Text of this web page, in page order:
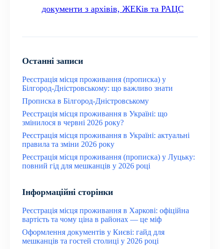
документи з архівів, ЖЕКів та РАЦС
Останні записи
Реєстрація місця проживання (прописка) у
Білгород-Дністровському: що важливо знати
Прописка в Білгород-Дністровському
Реєстрація місця проживання в Україні: що
змінилося в червні 2026 року?
Реєстрація місця проживання в Україні: актуальні
правила та зміни 2026 року
Реєстрація місця проживання (прописка) у Луцьку:
повний гід для мешканців у 2026 році
Інформаційні сторінки
Реєстрація місця проживання в Харкові: офіційна
вартість та чому ціна в районах — це міф
Оформлення документів у Києві: гайд для
мешканців та гостей столиці у 2026 році